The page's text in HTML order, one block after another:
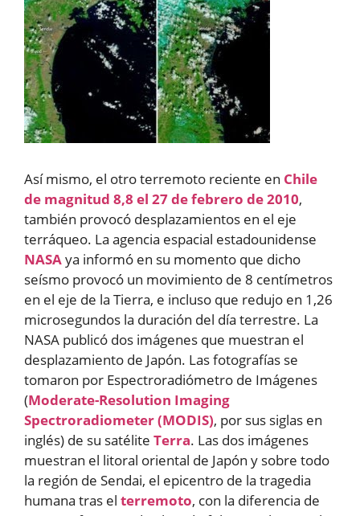
Así mismo, el otro terremoto reciente en Chile
de magnitud 8,8 el 27 de febrero de 2010,
también provocó desplazamientos en el eje
terráqueo. La agencia espacial estadounidense
NASAya informó en su momento que dicho
seísmo provocó un movimiento de 8 centímetros
en el eje de la Tierra, e incluso que redujo en 1,26
microsegundos la duración del día terrestre. La
NASA publicó dos imágenes que muestran el
desplazamiento de Japón. Las fotografías se
tomaron por Espectroradiómetro de Imágenes
(Moderate-Resolution Imaging
Spectroradiometer (MODIS), por sus siglas en
inglés) de su satélite Terra. Las dos imágenes
muestran el litoral oriental de Japón y sobre todo
la región de Sendai, el epicentro de la tragedia
humana tras el terremoto, con la diferencia de